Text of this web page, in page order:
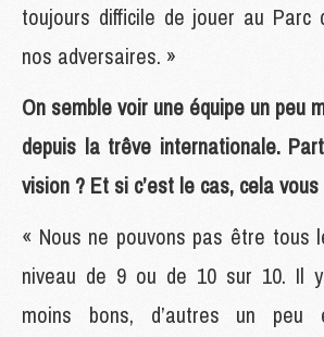
toujours difficile de jouer au Parc
nos adversaires. »
On semble voir une équipe un peu
depuis la trêve internationale.
vision ? Et si c’est le cas, cela
« Nous ne pouvons pas être tous
niveau de 9 ou de 10 sur 10. Il
moins bons, d’autres un peu